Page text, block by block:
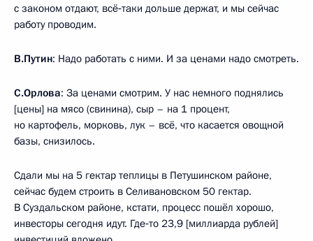
с законом отдают, всё‑таки дольше держат, и мы сейчас
работу проводим.
В.Путин: Надо работать с ними. И за ценами надо смотреть.
С.Орлова: За ценами смотрим. У нас немного поднялись
[цены] на мясо (свинина), сыр – на 1 процент,
но картофель, морковь, лук – всё, что касается овощной
базы, снизилось.
Сдали мы на 5 гектар теплицы в Петушинском районе,
сейчас будем строить в Селивановском 50 гектар.
В Суздальском районе, кстати, процесс пошёл хорошо,
инвесторы сегодня идут. Где‑то 23,9 [миллиарда рублей]